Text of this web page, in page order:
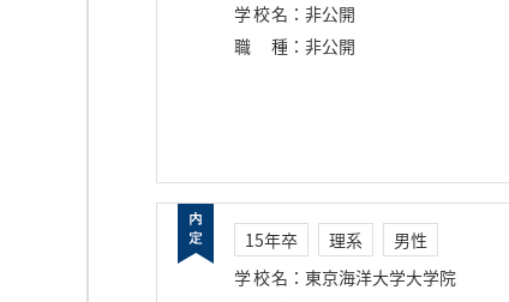
学校名 ： 非公開
職種 ： 非公開
15年卒 理系
男性
学校名 ： 東京海洋大学大学院